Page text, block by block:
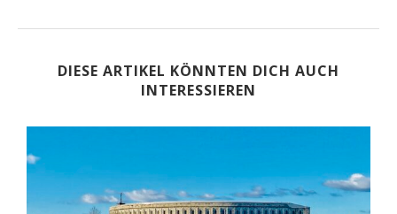
DIESE ARTIKEL KÖNNTEN DICH AUCH
INTERESSIEREN